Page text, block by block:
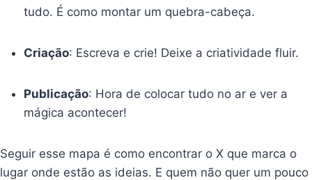
tudo. É como montar um quebra-cabeça.
Criação: Escreva e crie! Deixe a criatividade fluir.
Publicação: Hora de colocar tudo no ar e ver a
mágica acontecer!
Seguir esse mapa é como encontrar o X que marca o
lugar onde estão as ideias. E quem não quer um pouco